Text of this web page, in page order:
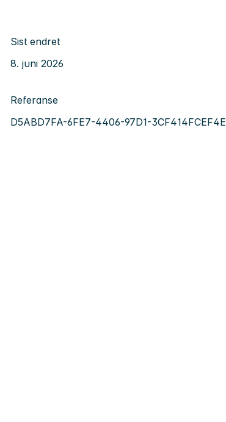
Sist endret
8. juni 2026
Referanse
D5ABD7FA-6FE7-4406-97D1-3CF414FCEF4E